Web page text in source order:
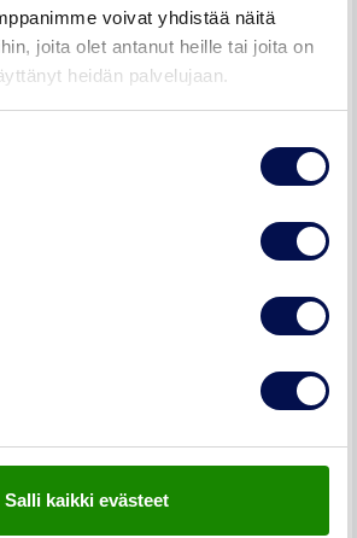
voivat yhdistää näitä
joita olet antanut heille tai joita on
heidän palvelujaan.
Salli kaikki evästeet
Hudson
JA
ulko-ovien vakioväri on NCS S 0502-Y,
taittuva, lämpimän valkoinen